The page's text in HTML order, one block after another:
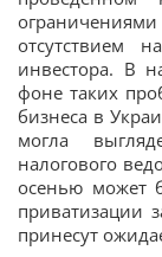
отсутствием
инвестора. В
фоне таких
бизнеса в
могла
налогового
осенью может
приватизации
принесут